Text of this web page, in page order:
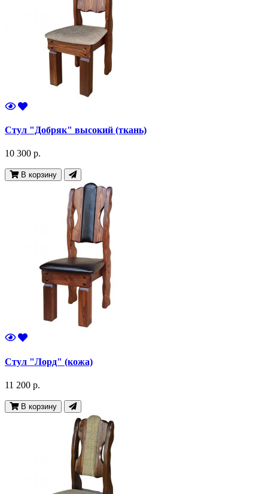
Стул "Добряк" высокий (ткань)
10 300 р.
В корзину
Стул "Лорд" (кожа)
11 200 р.
В корзину